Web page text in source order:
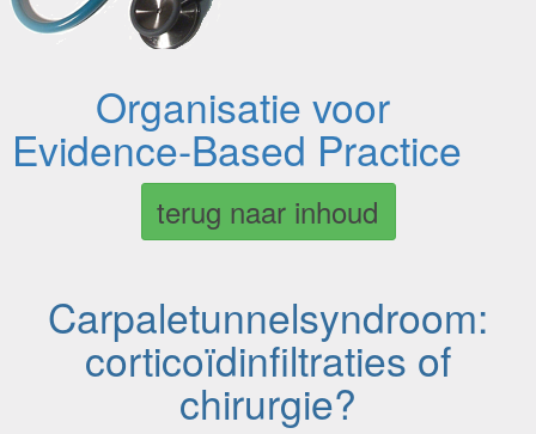
Organisatie voor
Evidence-Based Practice
terug naar inhoud
Carpaletunnelsyndroom:
corticoïdinfiltraties of
chirurgie?